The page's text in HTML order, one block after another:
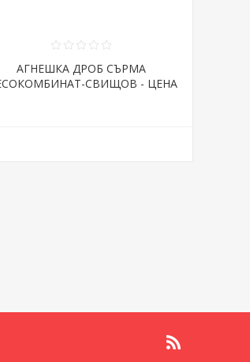
АГНЕШКА ДРОБ СЪРМА
СВИЩОВ - ЦЕНА